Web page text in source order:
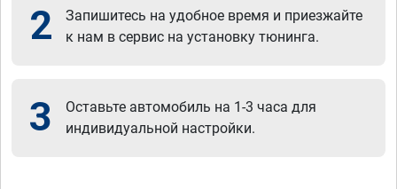
2
Запишитесь на удобное время и приезжайте
к нам в сервис на установку тюнинга.
3
Оставьте автомобиль на 1-3 часа для
индивидуальной настройки.